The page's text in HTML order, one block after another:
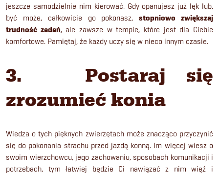
jeszcze samodzielnie nim kierować. Gdy opanujesz już lęk lub,
być może, całkowicie go pokonasz,stopniowo zwiększaj
trudność zadań, ale zawsze w tempie, które jest dla Ciebie
komfortowe. Pamiętaj, że każdy uczy się w nieco innym czasie.
3. Postaraj się
zrozumieć konia
Wiedza o tych pięknych zwierzętach może znacząco przyczynić
się do pokonania strachu przed jazdą konną. Im więcej wiesz o
swoim wierzchowcu, jego zachowaniu, sposobach komunikacji i
potrzebach, tym łatwiej będzie Ci nawiązać z nim więź i